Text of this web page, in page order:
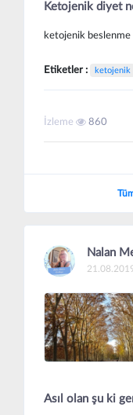
Ketojenik diyet
ketojenik beslenme
Etiketler : ketojenik
İzleme 860
Nalan
Asıl olan şu ki